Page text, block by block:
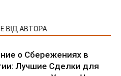
ВІД АВТОРА
о Сбережениях в
Лучшие Сделки для